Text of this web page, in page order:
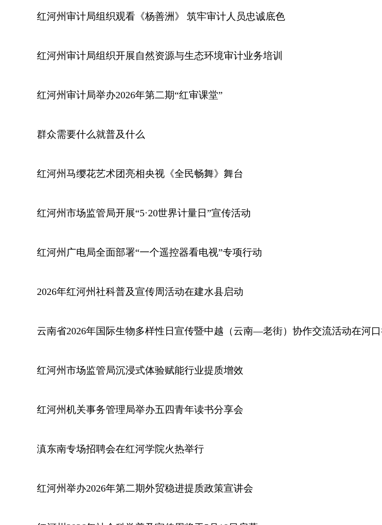
红河州审计局组织观看《杨善洲》 筑牢审计人员忠诚底色
红河州审计局组织开展自然资源与生态环境审计业务培训
红河州审计局举办2026年第二期“红审课堂”
群众需要什么就普及什么
红河州马缨花艺术团亮相央视《全民畅舞》舞台
红河州市场监管局开展“5·20世界计量日”宣传活动
红河州广电局全面部署“一个遥控器看电视”专项行动
2026年红河州社科普及宣传周活动在建水县启动
云南省2026年国际生物多样性日宣传暨中越（云南—老街）协作交流活动在河
红河州市场监管局沉浸式体验赋能行业提质增效
红河州机关事务管理局举办五四青年读书分享会
滇东南专场招聘会在红河学院火热举行
红河州举办2026年第二期外贸稳进提质政策宣讲会